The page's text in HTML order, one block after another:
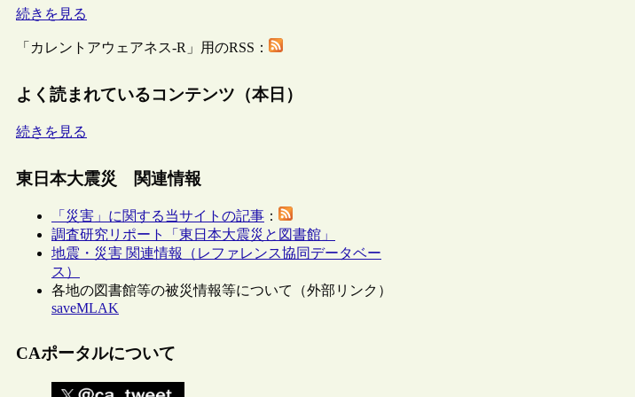
続きを見る
「カレントアウェアネス-R」用のRSS：
よく読まれているコンテンツ（本日）
続きを見る
東日本大震災 関連情報
「災害」に関する当サイトの記事 ：
調査研究リポート「東日本大震災と図書館」
地震・災害 関連情報（レファレンス協同データベー
ス）
各地の図書館等の被災情報等について（外部リンク）
saveMLAK
CAポータルについて